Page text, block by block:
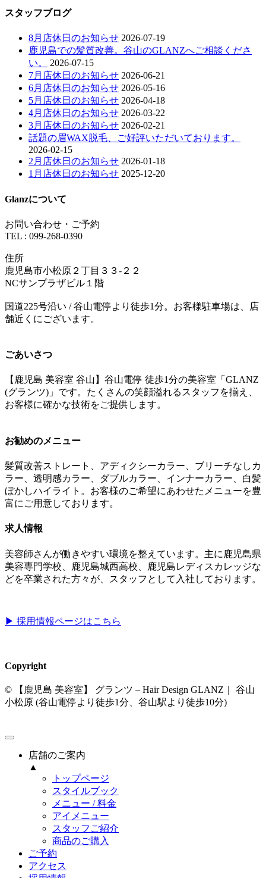
スタッフブログ
8月店休日のお知らせ 2026-07-19
鹿児島での髪質改善。谷山のGLANZへご相談くださ
い。
2026-07-15
7月店休日のお知らせ 2026-06-21
6月店休日のお知らせ 2026-05-16
5月店休日のお知らせ 2026-04-18
4月店休日のお知らせ 2026-03-22
3月店休日のお知らせ 2026-02-21
話題の眉WAX脱毛、ご好評いただいております。
2026-02-15
2月店休日のお知らせ 2026-01-18
1月店休日のお知らせ 2025-12-20
Glanzについて
お問い合わせ・ご予約
TEL : 099-268-0390
住所
鹿児島市小松原２丁目３３-２２
NCサンプラザビル１階
国道225号沿い / 谷山電停より徒歩1分。お客様駐車場は、店
舗近くにございます。
ごあいさつ
【鹿児島 美容室 谷山】谷山電停 徒歩1分の美容室「GLANZ
(グランツ)」です。たくさんの笑顔溢れるスタッフを揃え、
お客様に確かな技術をご提供します。
お勧めのメニュー
髪質改善ストレート、アディクシーカラー、ブリーチなしカ
ラー、透明感カラー、ダブルカラー、インナーカラー、白髪
ぼかしハイライト。お客様のご希望にあわせたメニューを豊
富にご用意しております。
求人情報
美容師さんが働きやすい環境を整えています。主に鹿児島県
美容専門学校、鹿児島城西高校、鹿児島レディスカレッジな
どを卒業された方々が、スタッフとして入社しております。
▶︎ 採用情報ページはこちら
Copyright
© 【鹿児島 美容室】 グランツ – Hair Design GLANZ｜ 谷山
小松原 (谷山電停より徒歩1分、谷山駅より徒歩10分)
店舗のご案内
▲
トップページ
スタイルブック
メニュー / 料金
アイメニュー
スタッフご紹介
商品のご購入
ご予約
アクセス